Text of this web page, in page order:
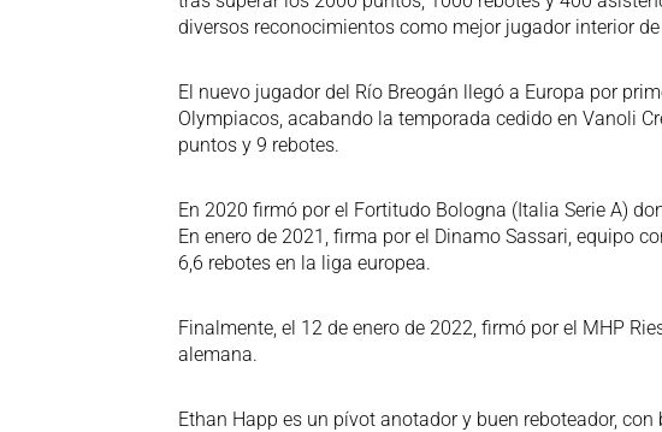
diversos reconocimientos como mejor jugador interior
El nuevo jugador del Río Breogán llegó a Europa por
Olympiacos, acabando la temporada cedido en Vanoli
puntos y 9 rebotes.
En 2020 firmó por el Fortitudo Bologna (Italia Serie A)
En enero de 2021, firma por el Dinamo Sassari, equipo
6,6 rebotes en la liga europea.
Finalmente, el 12 de enero de 2022, firmó por el MHP
alemana.
Ethan Happ es un pívot anotador y buen reboteador,